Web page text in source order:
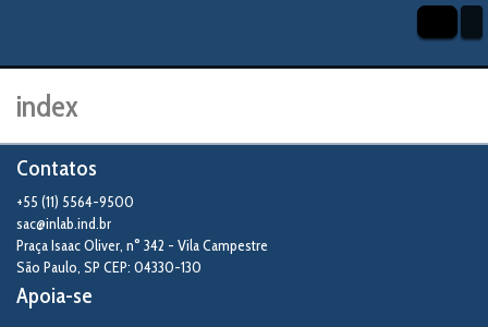
index
Contatos
+55 (11) 5564-9500
sac@inlab.ind.br
Praça Isaac Oliver, n° 342 - Vila Campestre
São Paulo SP CEP: 04330-130
Apoia-se